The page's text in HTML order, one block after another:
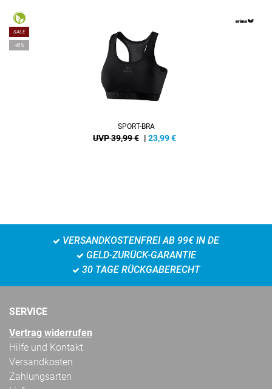
SALE
-40%
SPORT-BRA
UVP 39,99 € | 23,99€
VERSANDKOSTENFREI AB 99€ IN DE
GELD-ZURÜCK-GARANTIE
30 TAGE RÜCKGABERECHT
SERVICE
Vertrag widerrufen
Hilfe und Kontakt
Versandkosten
Zahlungsarten